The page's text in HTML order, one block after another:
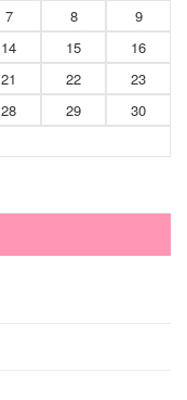
7 8
9
14 15
16
21 22
23
28 29
30